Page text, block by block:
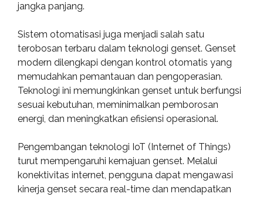
jangka panjang.
Sistem otomatisasi juga menjadi salah satu
terobosan terbaru dalam teknologi genset. Genset
modern dilengkapi dengan kontrol otomatis yang
memudahkan pemantauan dan pengoperasian.
Teknologi ini memungkinkan genset untuk berfungsi
sesuai kebutuhan, meminimalkan pemborosan
energi, dan meningkatkan efisiensi operasional.
Pengembangan teknologi IoT (Internet of Things)
turut mempengaruhi kemajuan genset. Melalui
konektivitas internet, pengguna dapat mengawasi
kinerja genset secara real-time dan mendapatkan